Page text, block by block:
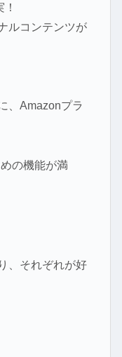
ルコンテンツが
、Amazonプラ
の機能が満
、それぞれが好